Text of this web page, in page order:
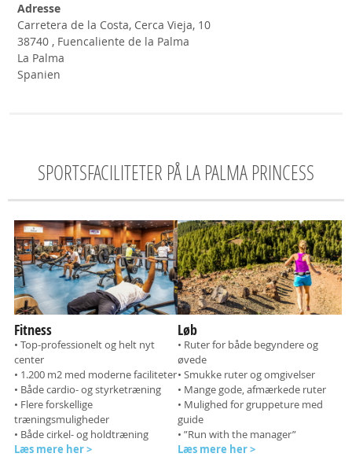
Adresse
Carretera de la Costa, Cerca Vieja, 10
38740 , Fuencaliente de la Palma
La Palma
Spanien
SPORTSFACILITETER PÅ LA PALMA PRINCESS
Fitness
• Top-professionelt og helt nyt
center
• 1.200 m2 med moderne faciliteter
• Både cardio- og styrketræning
• Flere forskellige
træningsmuligheder
• Både cirkel- og holdtræning
Læs mere her >
Løb
• Ruter for både begyndere og
øvede
• Smukke ruter og omgivelser
• Mange gode, afmærkede ruter
• Mulighed for gruppeture med
guide
• ”Run with the manager”
Læs mere her >